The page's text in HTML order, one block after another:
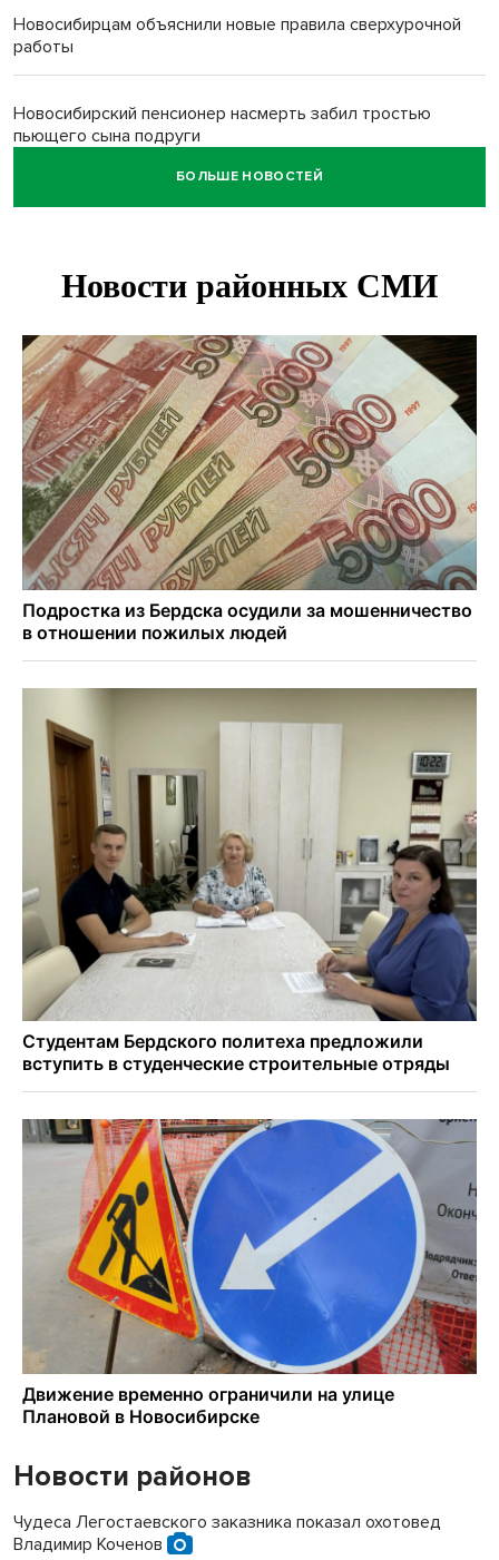
Новосибирцам объяснили новые правила сверхурочной
работы
Новосибирский пенсионер насмерть забил тростью
пьющего сына подруги
Площадь у Монумента Славы в Новосибирске пошла
Африканский врач поразил новосибирцев в травмпункте
Покрытие рулежных дорожек обновили в аэропорту
Толмачево по нацпроекту
В Новосибирске зафиксирован рост заболеваемости
энтеровирусной инфекцией
БОЛЬШЕ НОВОСТЕЙ
Новости районов
Чудеса Легостаевского заказника показал охотовед
Владимир Коченов